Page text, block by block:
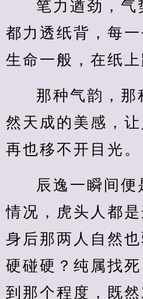
笔力遒劲，气
都力透纸背，每
生命一般，在纸上
那种气韵，那
然天成的美感，
再也移不开目光。
辰逸一瞬间便
情况，虎头人都
身后那两人自然也
硬碰硬？纯属找
到那个程度，既